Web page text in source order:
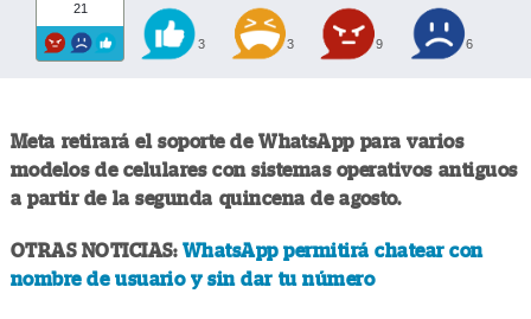
21
3 3 9 6
Meta retirará el soporte de WhatsApp para varios
modelos de celulares con sistemas operativos antiguos
a partir de la segunda quincena de agosto.
OTRAS NOTICIAS: WhatsApp permitirá chatear con
nombre de usuario y sin dar tu número